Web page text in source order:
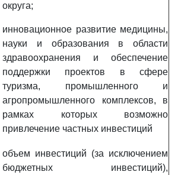
округа;
инновационное развитие медицины,
науки и образования в области
здравоохранения и обеспечение
поддержки проектов в сфере
туризма, промышленного и
агропромышленного комплексов, в
рамках которых возможно
привлечение частных инвестиций
объем инвестиций (за исключением
бюджетных инвестиций),